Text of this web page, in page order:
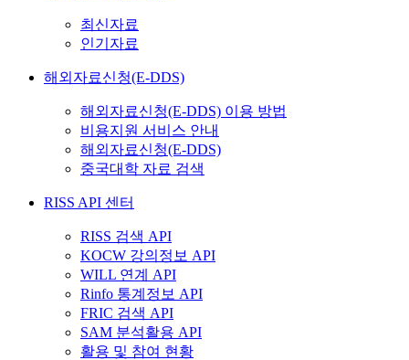
최신자료
인기자료
해외자료신청(E-DDS)
해외자료신청(E-DDS) 이용 방법
비용지원 서비스 안내
해외자료신청(E-DDS)
중국대학 자료 검색
RISS API 센터
RISS 검색 API
KOCW 강의정보 API
WILL 연계 API
Rinfo 통계정보 API
FRIC 검색 API
SAM 분석활용 API
활용 및 참여 현황